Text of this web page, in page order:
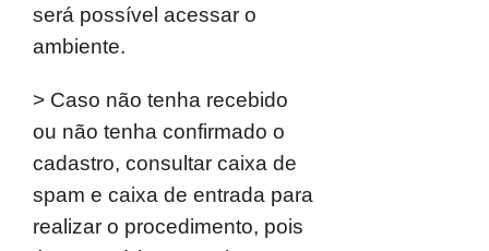
será possível acessar o
ambiente.
> Caso não tenha recebido
ou não tenha confirmado o
cadastro, consultar caixa de
spam e caixa de entrada para
realizar o procedimento, pois